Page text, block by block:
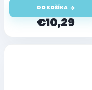
€10,29
DO KOŠÍKA